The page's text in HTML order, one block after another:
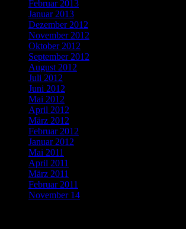
Februar 2013
Januar 2013
Dezember 2012
November 2012
Oktober 2012
September 2012
August 2012
Juli 2012
Juni 2012
Mai 2012
April 2012
März 2012
Februar 2012
Januar 2012
Mai 2011
April 2011
März 2011
Februar 2011
November 14